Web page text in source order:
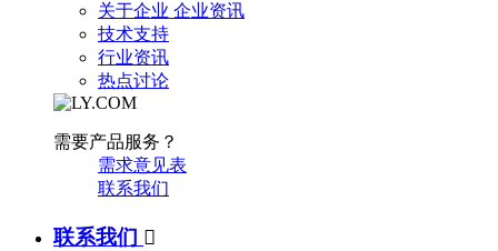
关于企业 企业资讯
技术支持
行业资讯
热点讨论
需要产品服务？
需求意见表
联系我们
联系我们 